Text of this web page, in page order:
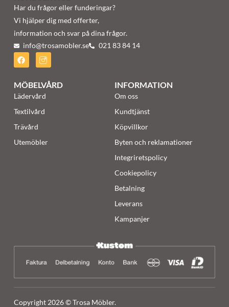
Har du frågor eller funderingar?
Vi hjälper dig med offerter,
information och svar på dina frågor.
info@trosamobler.se 021 83 84 14
MÖBELVÅRD
Lädervård
Textilvård
Trävård
Utemöbler
INFORMATION
Om oss
Kundtjänst
Köpvillkor
Byten och reklamationer
Integriretspolicy
Cookiepolicy
Betalning
Leverans
Kampanjer
Copyright 2026 © Trosa Möbler.